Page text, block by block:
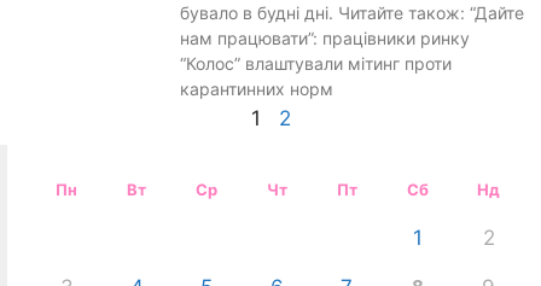
бувало в будні дні. Читайте також: “Дайте
нам працювати”: працівники ринку
“Колос” влаштували мітинг проти
карантинних норм
1 2
Пн Вт Ср Чт Пт Сб Нд
1 2